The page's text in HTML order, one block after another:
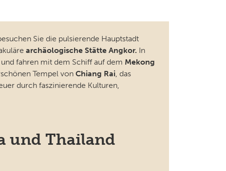
Sie die pulsierende Hauptstadt
archäologische Stätte Angkor.
In
fahren mit dem Schiff auf dem Mekong
Tempel von Chiang Rai , das
durch faszinierende Kulturen,
und Thailand